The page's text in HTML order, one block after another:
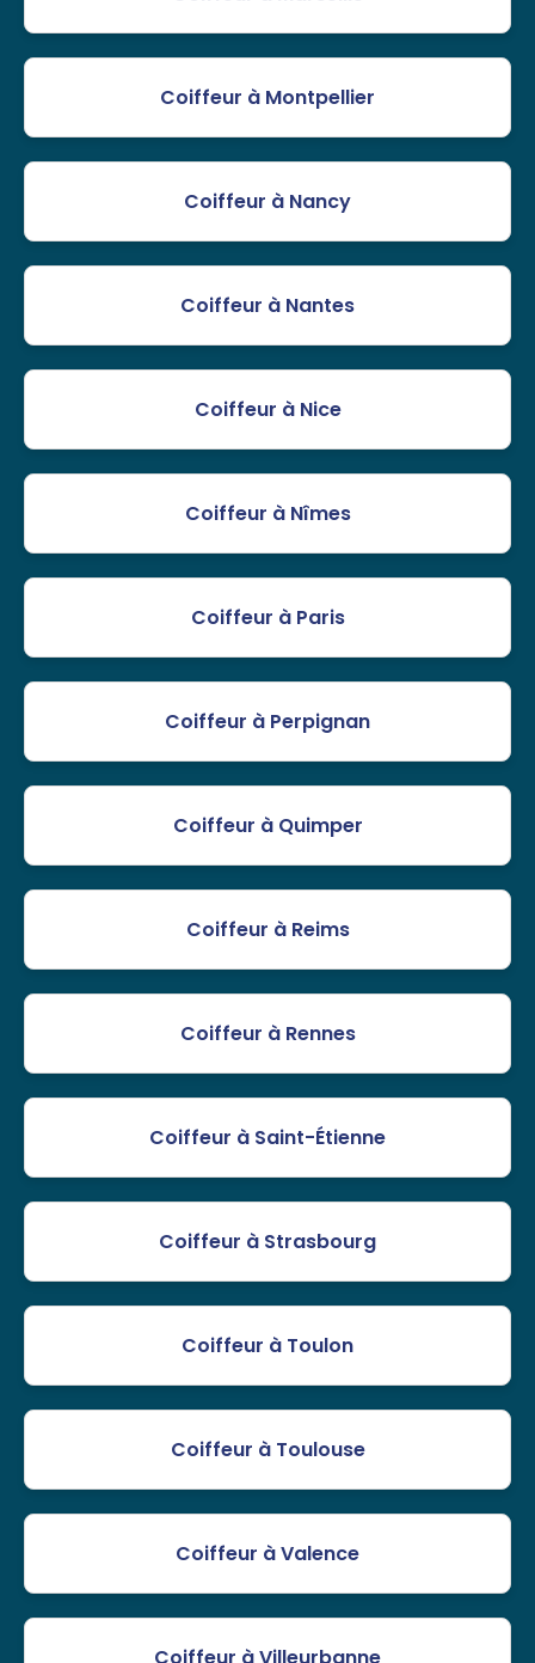
Coiffeur à Montpellier
Coiffeur à Nancy
Coiffeur à Nantes
Coiffeur à Nice
Coiffeur à Nîmes
Coiffeur à Paris
Coiffeur à Perpignan
Coiffeur à Quimper
Coiffeur à Reims
Coiffeur à Rennes
Coiffeur à Saint-Étienne
Coiffeur à Strasbourg
Coiffeur à Toulon
Coiffeur à Toulouse
Coiffeur à Valence
Coiffeur à Villeurbanne